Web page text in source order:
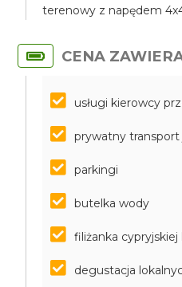
terenowy z napędem
CENA
usługi kierowcy
prywatny
parkingi
butelka wody
filiżanka cypryjskiej
degustacja